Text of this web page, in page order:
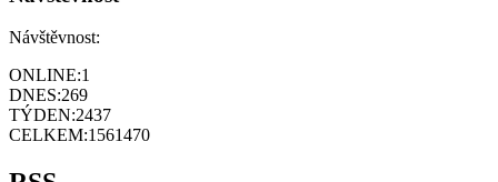
Návštěvnost:
ONLINE:1
DNES:269
TÝDEN:2437
CELKEM:1561470